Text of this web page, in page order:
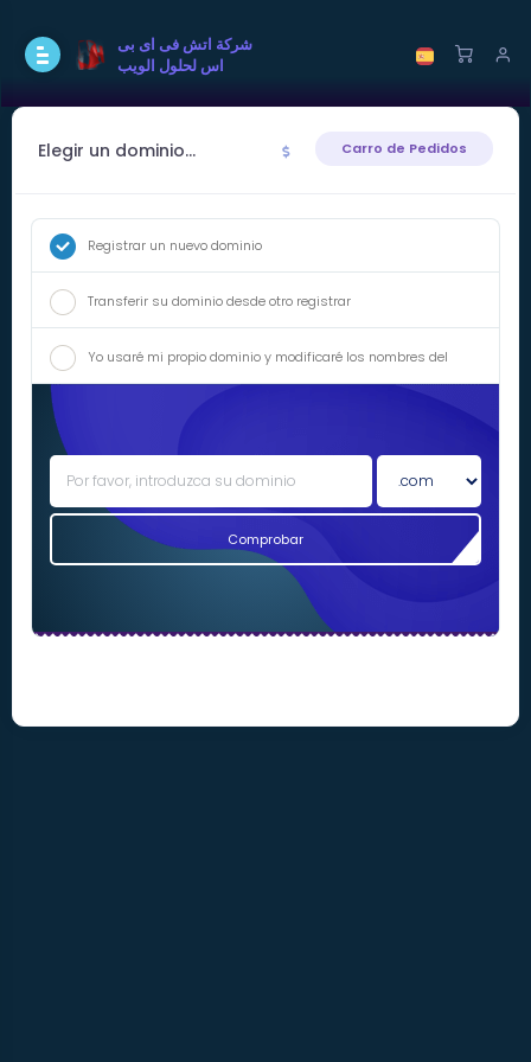
شركة اتش فى اى بى
اس لحلول الويب
Elegir un dominio... Carro de Pedidos
Registrar un nuevo dominio
Transferir su dominio desde otro registrar
Yo usaré mi propio dominio y modificaré los nombres del
servidor
Comprobar